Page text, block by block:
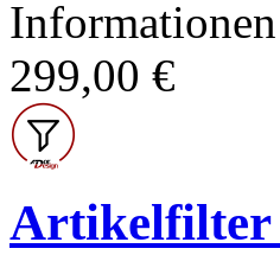
299,00 €
Artikelfilter